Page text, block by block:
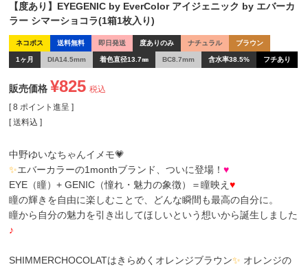
【度あり】EYEGENIC by EverColor アイジェニック by エバーカ
ラー シマーショコラ(1箱1枚入り)
ネコポス 送料無料 即日発送 度ありのみ ナチュラル ブラウン
1ヶ月 DIA14.5mm 着色直径13.7㎜ BC8.7mm 含水率38.5% フチあり
販売価格 ¥825 税込
[ 8 ポイント進呈 ]
送料込
中野ゆいなちゃんイメモ💗
✨エバーカラーの1monthブランド、ついに登場！ ♥
EYE（瞳）+ GENIC（憧れ・魅力の象徴）＝瞳映え ♥
瞳の輝きを自由に楽しむことで、どんな瞬間も最高の自分に。
瞳から自分の魅力を引き出してほしいという想いから誕生しました
♪
SHIMMERCHOCOLATはきらめくオレンジブラウン✨ オレンジの